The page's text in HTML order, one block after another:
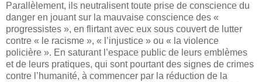
Parallèlement, ils neutralisent toute prise de conscience du
danger en jouant sur la mauvaise conscience des «
progressistes », en flirtant avec eux sous couvert de lutter
contre « le racisme », « l’injustice » ou « la violence
policière ». En saturant l’espace public de leurs emblèmes
et de leurs pratiques, qui sont pourtant des signes de crimes
contre l’humanité, à commencer par la réduction de la